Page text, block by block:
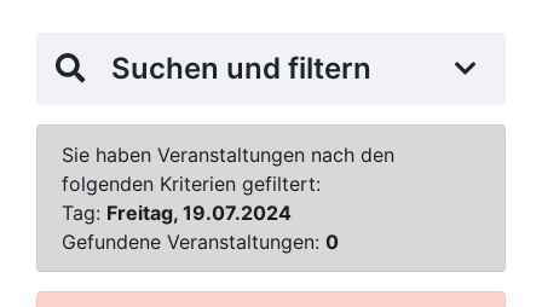
Suchen und filtern
Sie haben Veranstaltungen nach den
folgenden Kriterien gefiltert:
Tag: Freitag, 19.07.2024
Gefundene Veranstaltungen: 0